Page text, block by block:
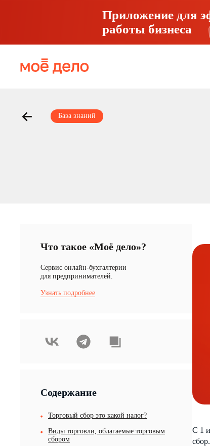
Приложение для
работы бизнеса
База знаний
Что такое «Моё дело»?
Cервис онлайн-бухгалтерии
для предпринимателей.
Узнать подробнее
Содержание
Торговый сбор это какой налог?
Виды торговли, облагаемые торговым
сбором
С 1